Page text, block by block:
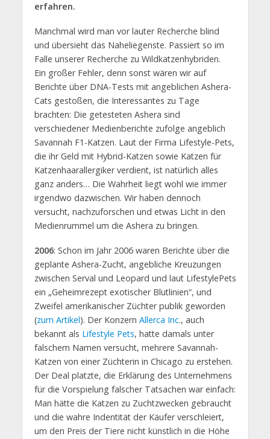
erfahren.
Manchmal wird man vor lauter Recherche blind
und übersieht das Naheliegenste. Passiert so im
Falle unserer Recherche zu Wildkatzenhybriden.
Ein großer Fehler, denn sonst wären wir auf
Berichte über DNA-Tests mit angeblichen Ashera-
Cats gestoßen, die Interessantes zu Tage
brachten: Die getesteten Ashera sind
verschiedener Medienberichte zufolge angeblich
Savannah F1-Katzen. Laut der Firma Lifestyle-Pets,
die ihr Geld mit Hybrid-Katzen sowie Katzen für
Katzenhaarallergiker verdient, ist natürlich alles
ganz anders… Die Wahrheit liegt wohl wie immer
irgendwo dazwischen. Wir haben dennoch
versucht, nachzuforschen und etwas Licht in den
Medienrummel um die Ashera zu bringen.
2006: Schon im Jahr 2006 waren Berichte über die
geplante Ashera-Zucht, angebliche Kreuzungen
zwischen Serval und Leopard und laut LifestylePets
ein „Geheimrezept exotischer Blutlinien“, und
Zweifel amerikanischer Züchter publik geworden
(zum Artikel). Der Konzern Allerca Inc., auch
bekannt als Lifestyle Pets, hatte damals unter
falschem Namen versucht, mehrere Savannah-
Katzen von einer Züchterin in Chicago zu erstehen.
Der Deal platzte, die Erklärung des Unternehmens
für die Vorspielung falscher Tatsachen war einfach:
Man hätte die Katzen zu Zuchtzwecken gebraucht
und die wahre Indentität der Käufer verschleiert,
um den Preis der Tiere nicht künstlich in die Höhe